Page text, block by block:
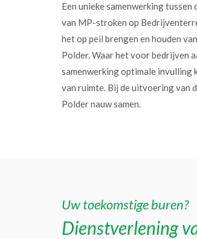
Een unieke samenwerking
van MP-stroken op
het op peil brengen en houden
Polder. Waar het voor bedrijven
samenwerking optimale invulling
van ruimte. Bij de uitvoering van
Polder nauw samen.
Uw toekomstige buren?
Dienstverlening